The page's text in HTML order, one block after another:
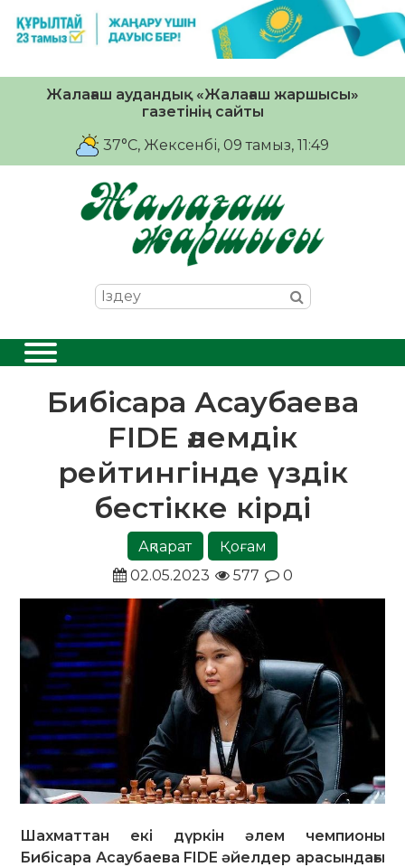
Жалағаш аудандық «Жалағаш жаршысы»
газетінің сайты
37°C, Жексенбі, 09 тамыз, 11:49
Бибісара Асаубаева
FIDE әлемдік
рейтингінде үздік
бестікке кірді
Ақпарат
Қоғам
02.05.2023
577 0
Шахматтан екі дүркін әлем чемпионы
Бибісара Асаубаева FIDE әйелдер арасындағы